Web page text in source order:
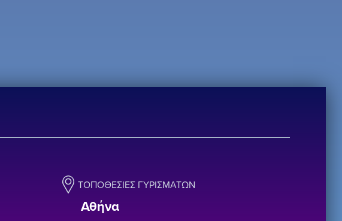
ΤΟΠΟΘΕΣΊΕΣ ΓΥΡΙΣΜΆΤΩΝ
Αθήνα